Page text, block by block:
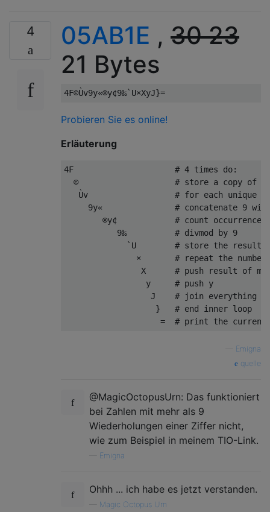
4 05AB1E , 3023
21 Bytes
Probieren Sie es online!
Erläuterung
4F                     # 4 times do:
©                    # store a copy of
Ùv                  # for each unique
9y«               # concatenate 9
®y¢            # count
           9‰          # divmod by 9
`U        # store the result
×       # repeat the
X      # push result of
                 y     # push y
J    # join everything
                   }   # end inner loop
Emigna
quelle
@MagicOctopusUrn: Das funktioniert
bei Zahlen mit mehr als 9
Wiederholungen einer Ziffer nicht,
wie zum Beispiel in meinem TIO-Link.
Emigna
Ohhh ... ich habe es jetzt verstanden.
Magic Octopus Urn